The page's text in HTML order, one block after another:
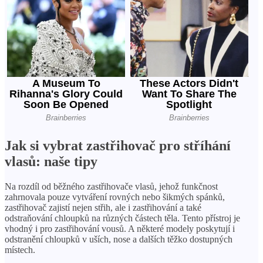
Jak si vybrat zastřihovač pro stříhání
vlasů: naše tipy
Na rozdíl od běžného zastřihovače vlasů, jehož funkčnost
zahrnovala pouze vytváření rovných nebo šikmých spánků,
zastřihovač zajistí nejen střih, ale i zastřihování a také
odstraňování chloupků na různých částech těla. Tento přístroj je
vhodný i pro zastřihování vousů. A některé modely poskytují i ​​
odstranění chloupků v uších, nose a dalších těžko dostupných
místech.